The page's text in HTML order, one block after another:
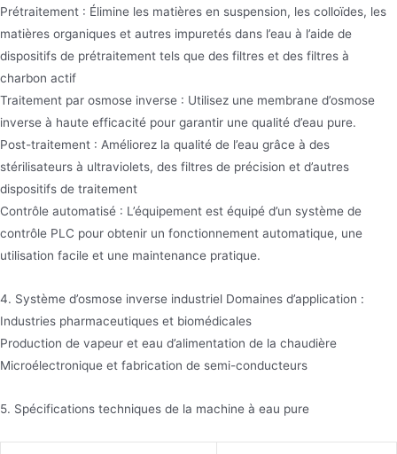
Prétraitement : Élimine les matières en suspension, les colloïdes, les
matières organiques et autres impuretés dans l’eau à l’aide de
dispositifs de prétraitement tels que des filtres et des filtres à
charbon actif
Traitement par osmose inverse : Utilisez une membrane d’osmose
inverse à haute efficacité pour garantir une qualité d’eau pure.
Post-traitement : Améliorez la qualité de l’eau grâce à des
stérilisateurs à ultraviolets, des filtres de précision et d’autres
dispositifs de traitement
Contrôle automatisé : L’équipement est équipé d’un système de
contrôle PLC pour obtenir un fonctionnement automatique, une
utilisation facile et une maintenance pratique.
4. Système d’osmose inverse industriel Domaines d’application :
Industries pharmaceutiques et biomédicales
Production de vapeur et eau d’alimentation de la chaudière
Microélectronique et fabrication de semi-conducteurs
5. Spécifications techniques de la machine à eau pure